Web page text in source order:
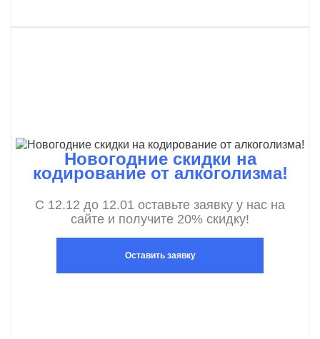
Новогодние скидки на
кодирование от алкоголизма!
С 12.12 до 12.01 оставьте заявку у нас на
сайте и получите 20% скидку!
Оставить заявку